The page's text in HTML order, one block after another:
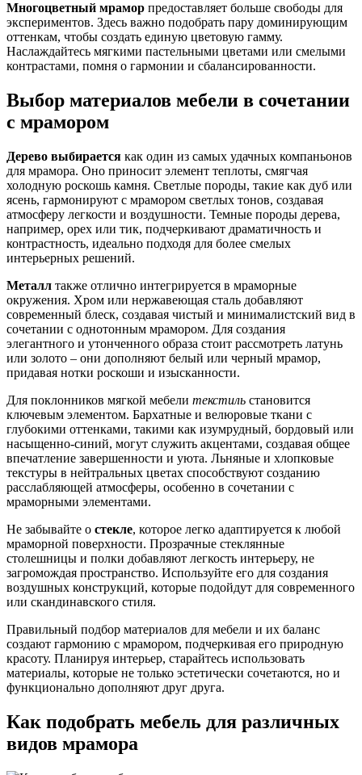
Многоцветный мрамор предоставляет больше свободы для
экспериментов. Здесь важно подобрать пару доминирующим
оттенкам, чтобы создать единую цветовую гамму.
Наслаждайтесь мягкими пастельными цветами или смелыми
контрастами, помня о гармонии и сбалансированности.
Выбор материалов мебели в сочетании
с мрамором
Дерево выбирается как один из самых удачных компаньонов
для мрамора. Оно приносит элемент теплоты, смягчая
холодную роскошь камня. Светлые породы, такие как дуб или
ясень, гармонируют с мрамором светлых тонов, создавая
атмосферу легкости и воздушности. Темные породы дерева,
например, орех или тик, подчеркивают драматичность и
контрастность, идеально подходя для более смелых
интерьерных решений.
Металл также отлично интегрируется в мраморные
окружения. Хром или нержавеющая сталь добавляют
современный блеск, создавая чистый и минималистский вид в
сочетании с однотонным мрамором. Для создания
элегантного и утонченного образа стоит рассмотреть латунь
или золото – они дополняют белый или черный мрамор,
придавая нотки роскоши и изысканности.
Для поклонников мягкой мебели текстиль становится
ключевым элементом. Бархатные и велюровые ткани с
глубокими оттенками, такими как изумрудный, бордовый или
насыщенно-синий, могут служить акцентами, создавая общее
впечатление завершенности и уюта. Льняные и хлопковые
текстуры в нейтральных цветах способствуют созданию
расслабляющей атмосферы, особенно в сочетании с
мраморными элементами.
Не забывайте о стекле, которое легко адаптируется к любой
мраморной поверхности. Прозрачные стеклянные
столешницы и полки добавляют легкость интерьеру, не
загромождая пространство. Используйте его для создания
воздушных конструкций, которые подойдут для современного
или скандинавского стиля.
Правильный подбор материалов для мебели и их баланс
создают гармонию с мрамором, подчеркивая его природную
красоту. Планируя интерьер, старайтесь использовать
материалы, которые не только эстетически сочетаются, но и
функционально дополняют друг друга.
Как подобрать мебель для различных
видов мрамора